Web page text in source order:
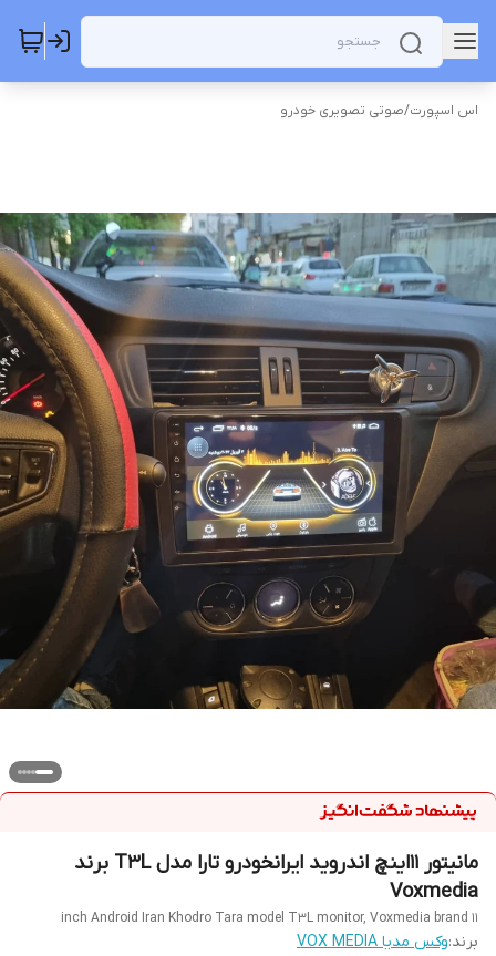
اس اسپورت/صوتی تصویری خودرو
مانیتور 11اینچ اندروید ایرانخودرو تارا مدل T3L برند
Voxmedia
11 inch Android Iran Khodro Tara model T3L monitor, Voxmedia brand
برند:وکس مدیا VOX MEDIA